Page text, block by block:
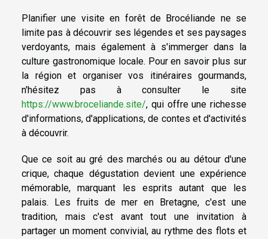
Planifier une visite en forêt de Brocéliande ne se
limite pas à découvrir ses légendes et ses paysages
verdoyants, mais également à s'immerger dans la
culture gastronomique locale. Pour en savoir plus sur
la région et organiser vos itinéraires gourmands,
n'hésitez pas à consulter le site
https://www.broceliande.site/, qui offre une richesse
d'informations, d'applications, de contes et d'activités
à découvrir.
Que ce soit au gré des marchés ou au détour d'une
crique, chaque dégustation devient une expérience
mémorable, marquant les esprits autant que les
palais. Les fruits de mer en Bretagne, c'est une
tradition, mais c'est avant tout une invitation à
partager un moment convivial, au rythme des flots et